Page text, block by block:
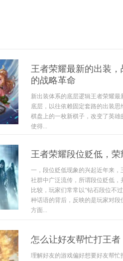
王者荣耀最新的出装
的战略革命
新出装体系的底层逻辑王者荣耀
底层，以往依赖固定套路的出装
棋盘上的一枚新棋子，改变了英
使得...
王者荣耀段位贬低，
一，段位贬低现象的兴起近年来
社群中广泛流传，所谓段位贬低
比较，玩家们常常以“钻石段位不
种话语的背后，反映的是玩家对
方面...
怎么让好友帮忙打王
理解好友的游戏偏好想要好友帮